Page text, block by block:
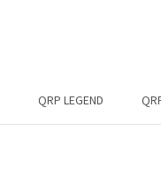
QRP LEGEND